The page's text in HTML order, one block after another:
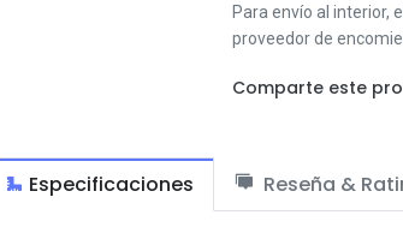
Para envío al interior,
proveedor de
Comparte este
Especificaciones Reseña &